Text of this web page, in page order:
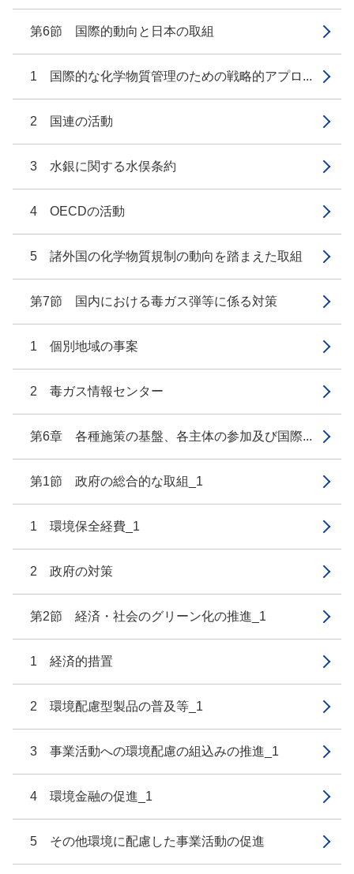
第6節 国際的動向と日本の取組
1 国際的な化学物質管理のための戦略的アプロ...
2 国連の活動
3 水銀に関する水俣条約
4 OECDの活動
5 諸外国の化学物質規制の動向を踏まえた取組
第7節 国内における毒ガス弾等に係る対策
1 個別地域の事案
2 毒ガス情報センター
第6章 各種施策の基盤、各主体の参加及び国際...
第1節 政府の総合的な取組_1
1 環境保全経費_1
2 政府の対策
第2節 経済・社会のグリーン化の推進_1
1 経済的措置
2 環境配慮型製品の普及等_1
3 事業活動への環境配慮の組込みの推進_1
4 環境金融の促進_1
5 その他環境に配慮した事業活動の促進